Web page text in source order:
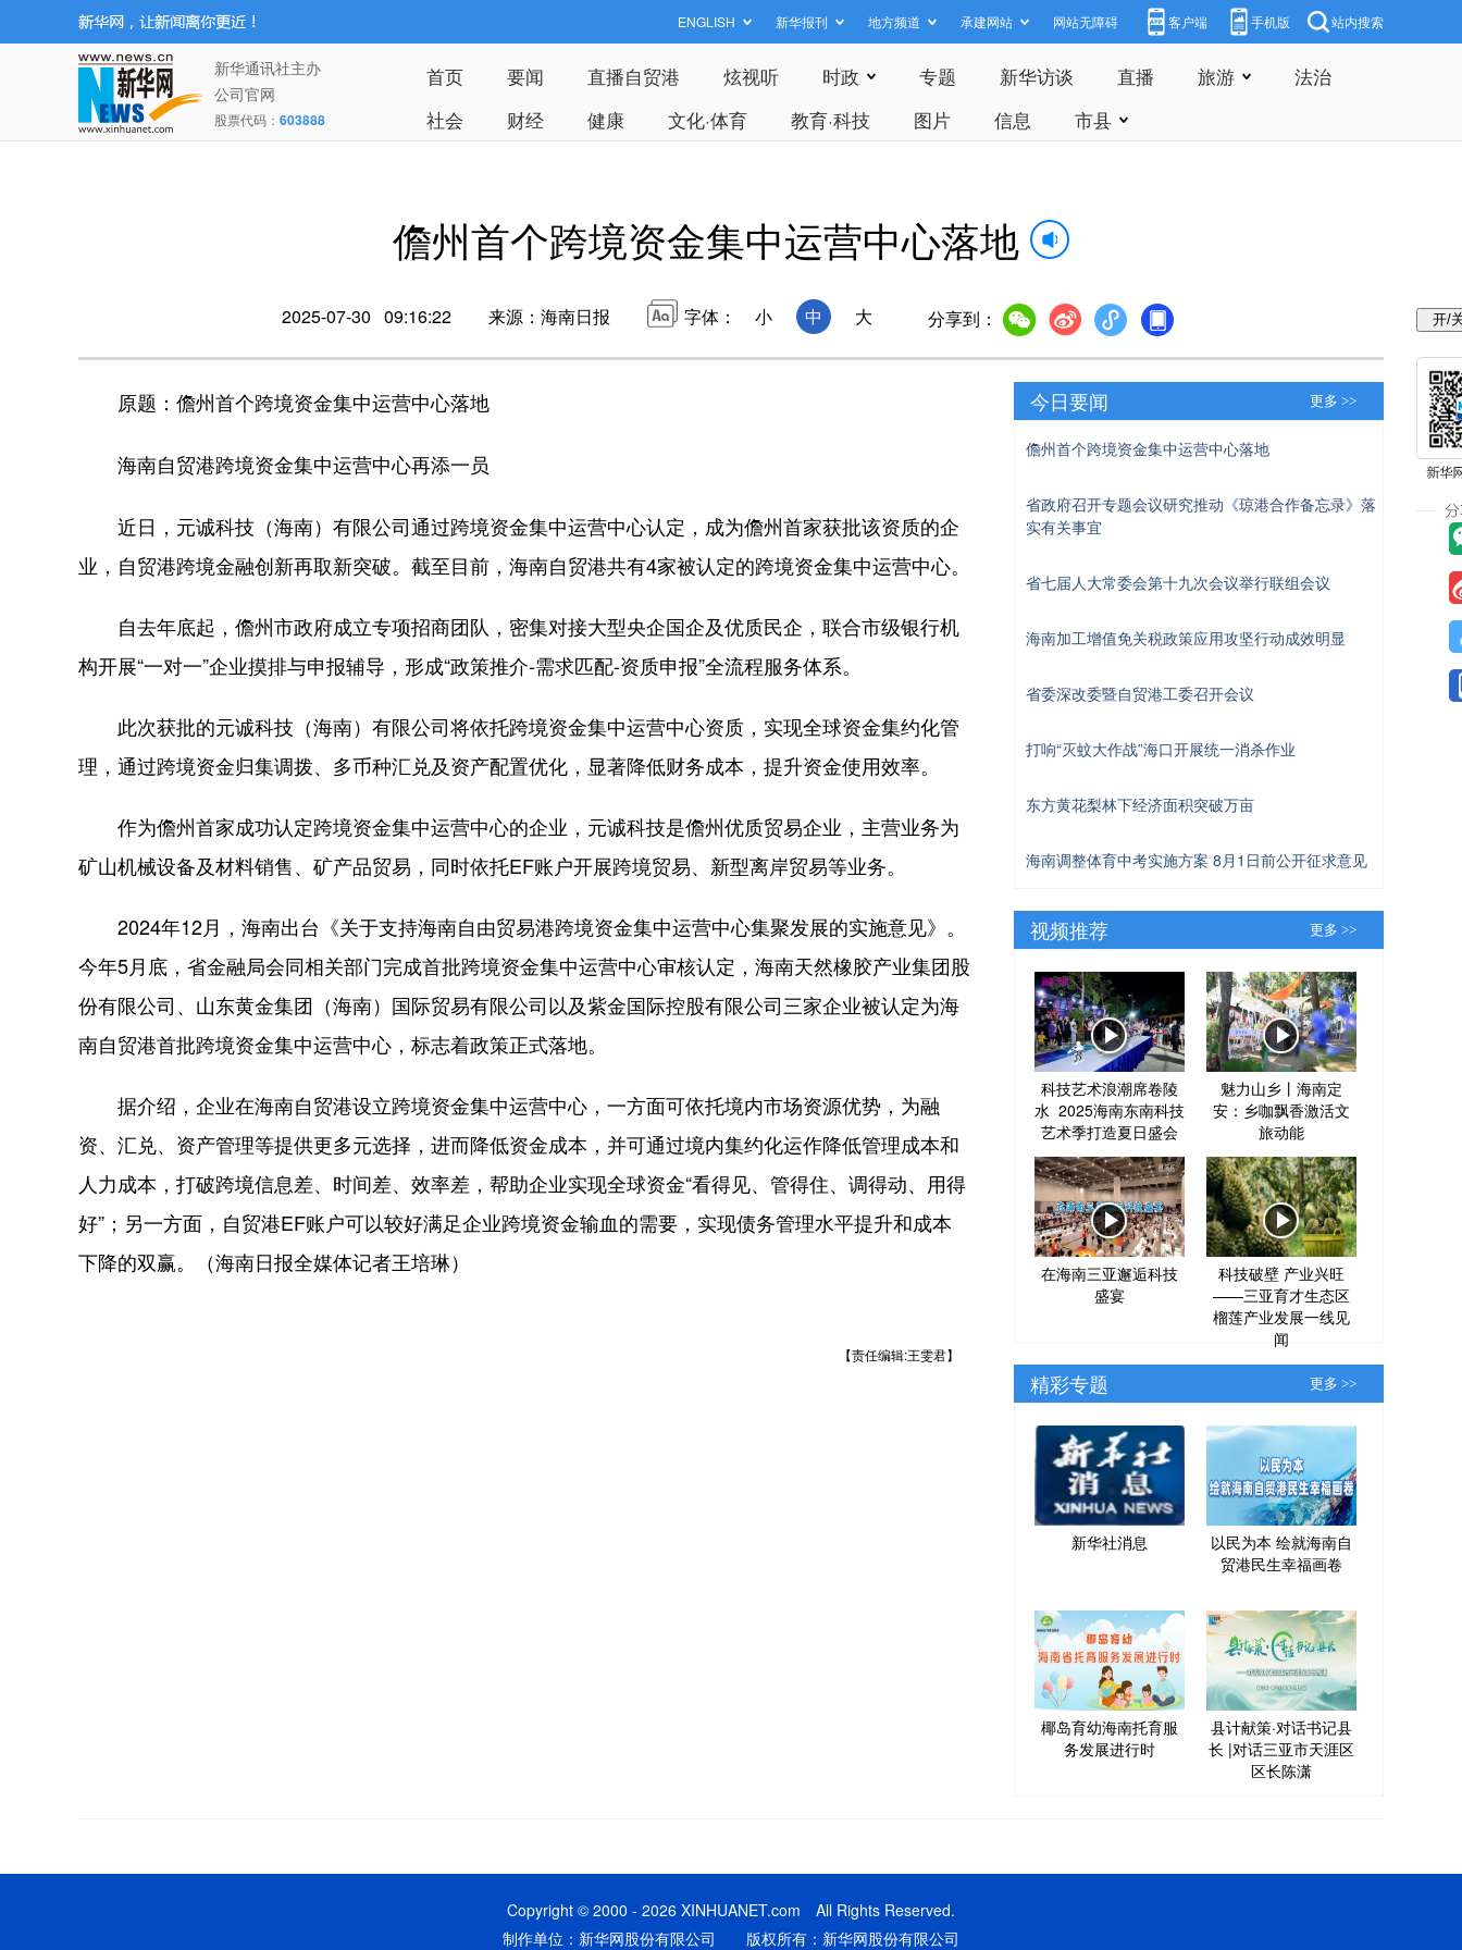
ENGLISH 新华报刊 地方频道 承建网站 网站无障碍 客户端 手机版 站内搜索
新华通讯社主办
公司官网
股票代码： 603888
首页 要闻 直播自贸港 炫视听 时政 专题 新华访谈 直播 旅游
法治
社会
财经 健康 文化·体育 教育·科技 图片 信息 市县
儋州首个跨境资金集中运营中心落地
2025-07-30 09:16:22 来源：海南日报 字体： 小 中 大 分享到：
原题：儋州首个跨境资金集中运营中心落地
海南自贸港跨境资金集中运营中心再添一员
近日，元诚科技（海南）有限公司通过跨境资金集中运营中心认定，成为儋州首家获批该资质的企
业，自贸港跨境金融创新再取新突破。截至目前，海南自贸港共有4家被认定的跨境资金集中运营中心。
自去年底起，儋州市政府成立专项招商团队，密集对接大型央企国企及优质民企，联合市级银行机
构开展“一对一”企业摸排与申报辅导，形成“政策推介-需求匹配-资质申报”全流程服务体系。
此次获批的元诚科技（海南）有限公司将依托跨境资金集中运营中心资质，实现全球资金集约化管
理，通过跨境资金归集调拨、多币种汇兑及资产配置优化，显著降低财务成本，提升资金使用效率。
作为儋州首家成功认定跨境资金集中运营中心的企业，元诚科技是儋州优质贸易企业，主营业务为
矿山机械设备及材料销售、矿产品贸易，同时依托EF账户开展跨境贸易、新型离岸贸易等业务。
2024年12月，海南出台《关于支持海南自由贸易港跨境资金集中运营中心集聚发展的实施意见》。
今年5月底，省金融局会同相关部门完成首批跨境资金集中运营中心审核认定，海南天然橡胶产业集团股
份有限公司、山东黄金集团（海南）国际贸易有限公司以及紫金国际控股有限公司三家企业被认定为海
南自贸港首批跨境资金集中运营中心，标志着政策正式落地。
据介绍，企业在海南自贸港设立跨境资金集中运营中心，一方面可依托境内市场资源优势，为融
资、汇兑、资产管理等提供更多元选择，进而降低资金成本，并可通过境内集约化运作降低管理成本和
人力成本，打破跨境信息差、时间差、效率差，帮助企业实现全球资金“看得见、管得住、调得动、用得
好”；另一方面，自贸港EF账户可以较好满足企业跨境资金输血的需要，实现债务管理水平提升和成本
下降的双赢。（海南日报全媒体记者王培琳）
【责任编辑:王雯君】
今日要闻 更多 >>
儋州首个跨境资金集中运营中心落地
省政府召开专题会议研究推动《琼港合作备忘录》落
实有关事宜
省七届人大常委会第十九次会议举行联组会议
海南加工增值免关税政策应用攻坚行动成效明显
省委深改委暨自贸港工委召开会议
打响“灭蚊大作战”海口开展统一消杀作业
东方黄花梨林下经济面积突破万亩
海南调整体育中考实施方案 8月1日前公开征求意见
视频推荐 更多 >>
科技艺术浪潮席卷陵
水 2025海南东南科技
艺术季打造夏日盛会
魅力山乡丨海南定
安：乡咖飘香激活文
旅动能
在海南三亚邂逅科技
盛宴
科技破壁 产业兴旺
——三亚育才生态区
榴莲产业发展一线见
闻
精彩专题 更多 >>
新华社消息
以民为本 绘就海南自
贸港民生幸福画卷
椰岛育幼海南托育服
务发展进行时
县计献策·对话书记县
长 |对话三亚市天涯区
区长陈潇
Copyright © 2000 - 2026 XINHUANET.com All Rights Reserved.
制作单位：新华网股份有限公司 版权所有：新华网股份有限公司